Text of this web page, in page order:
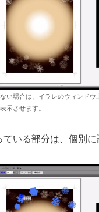
い場合は、イラレのウィンドウ
示させます。
いる部分は、個別に